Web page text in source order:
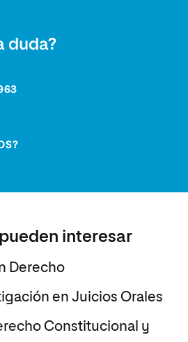
duda?
interesar
Derecho
en Juicios Orales
Constitucional y